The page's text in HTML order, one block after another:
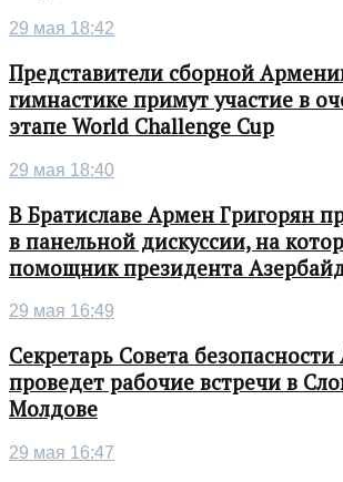
29 мая 18:42
Представители сборной
гимнастике примут участие в
этапе World Challenge Cup
29 мая 18:40
В Братиславе Армен Григорян
в панельной дискуссии, на
помощник президента
29 мая 16:49
Секретарь Совета
проведет рабочие встречи в
Молдове
29 мая 16:47